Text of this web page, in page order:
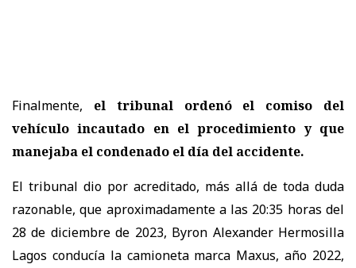
Finalmente, el tribunal ordenó el comiso del
vehículo incautado en el procedimiento y que
manejaba el condenado el día del accidente.
El tribunal dio por acreditado, más allá de toda duda
razonable, que aproximadamente a las 20:35 horas del
28 de diciembre de 2023, Byron Alexander Hermosilla
Lagos conducía la camioneta marca Maxus, año 2022,